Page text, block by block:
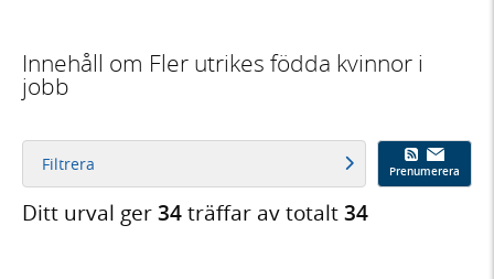
Innehåll om Fler utrikes födda kvinnor i
jobb
Filtrera Prenumerera
Ditt urval ger34träffar av totalt34